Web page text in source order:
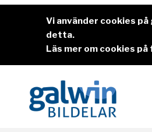
Vi använder cookies
detta.
Läs mer om cookies på